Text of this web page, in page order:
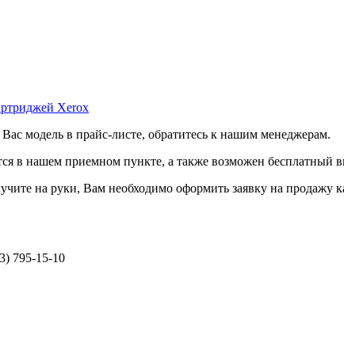
Xerox
модель в прайс-листе, обратитесь к нашим менеджерам.
в нашем приемном пункте, а также возможен бесплатный
на руки, Вам необходимо оформить заявку на продажу
795-15-10